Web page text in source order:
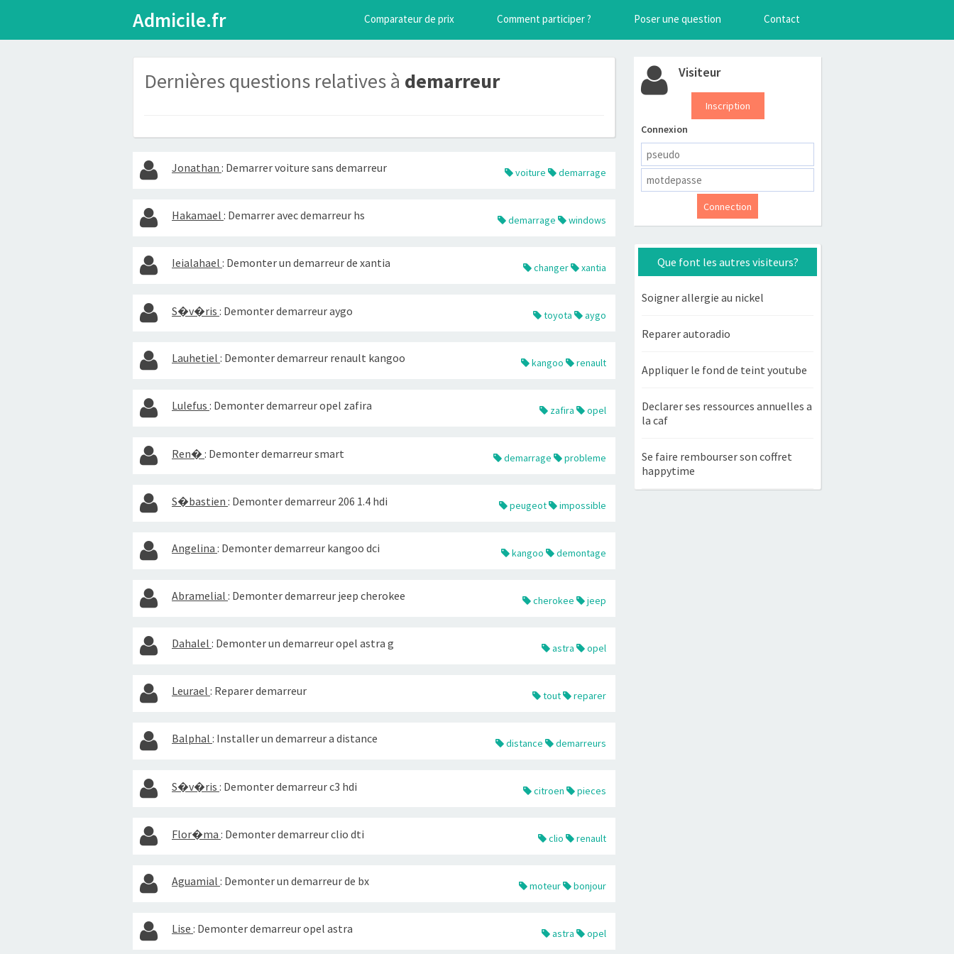
Admicile.fr Comparateur de prix Comment participer ? Poser une question Contact
Dernières questions relatives à demarreur
Jonathan : Demarrer voiture sans demarreur voiture demarrage
Hakamael : Demarrer avec demarreur hs demarrage windows
Ieialahael : Demonter un demarreur de xantia changer xantia
S�v�ris : Demonter demarreur aygo toyota aygo
Lauhetiel : Demonter demarreur renault kangoo kangoo renault
Lulefus : Demonter demarreur opel zafira zafira opel
Ren� : Demonter demarreur smart demarrage probleme
S�bastien : Demonter demarreur 206 1.4 hdi peugeot impossible
Angelina : Demonter demarreur kangoo dci kangoo demontage
Abramelial : Demonter demarreur jeep cherokee cherokee jeep
Dahalel : Demonter un demarreur opel astra g astra opel
Leurael : Reparer demarreur tout reparer
Balphal : Installer un demarreur a distance distance demarreurs
S�v�ris : Demonter demarreur c3 hdi citroen pieces
Flor�ma : Demonter demarreur clio dti clio renault
Aguamial : Demonter un demarreur de bx moteur bonjour
Lise : Demonter demarreur opel astra astra opel
Visiteur
Inscription
Connexion
Que font les autres visiteurs?
Soigner allergie au nickel
Reparer autoradio
Appliquer le fond de teint youtube
Declarer ses ressources annuelles a
la caf
Se faire rembourser son coffret
happytime